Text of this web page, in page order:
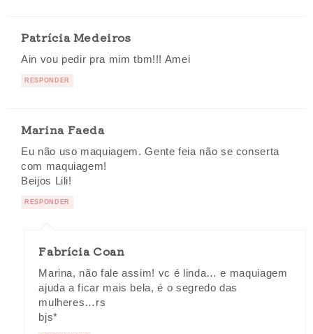
Patrícia Medeiros
Ain vou pedir pra mim tbm!!! Amei
RESPONDER
Marina Faeda
Eu não uso maquiagem. Gente feia não se conserta
com maquiagem!
Beijos Lili!
RESPONDER
Fabrícia Coan
Marina, não fale assim! vc é linda… e maquiagem
ajuda a ficar mais bela, é o segredo das
mulheres…rs
bjs*